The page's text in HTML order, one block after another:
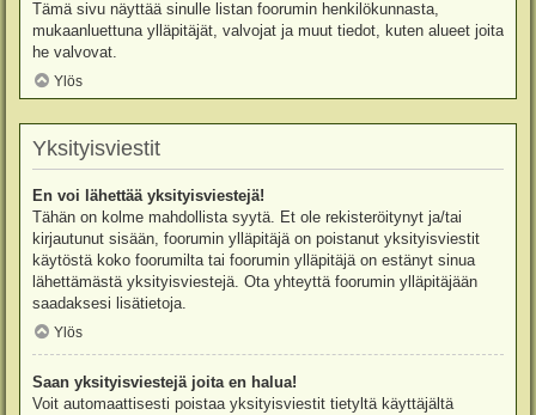
Tämä sivu näyttää sinulle listan foorumin henkilökunnasta,
mukaanluettuna ylläpitäjät, valvojat ja muut tiedot, kuten alueet joita
he valvovat.
Ylös
Yksityisviestit
En voi lähettää yksityisviestejä!
Tähän on kolme mahdollista syytä. Et ole rekisteröitynyt ja/tai
kirjautunut sisään, foorumin ylläpitäjä on poistanut yksityisviestit
käytöstä koko foorumilta tai foorumin ylläpitäjä on estänyt sinua
lähettämästä yksityisviestejä. Ota yhteyttä foorumin ylläpitäjään
saadaksesi lisätietoja.
Ylös
Saan yksityisviestejä joita en halua!
Voit automaattisesti poistaa yksityisviestit tietyltä käyttäjältä